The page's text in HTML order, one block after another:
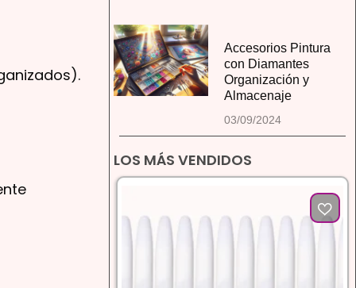
Accesorios Pintura
con Diamantes
Organización y
Almacenaje
03/09/2024
LOS MÁS VENDIDOS